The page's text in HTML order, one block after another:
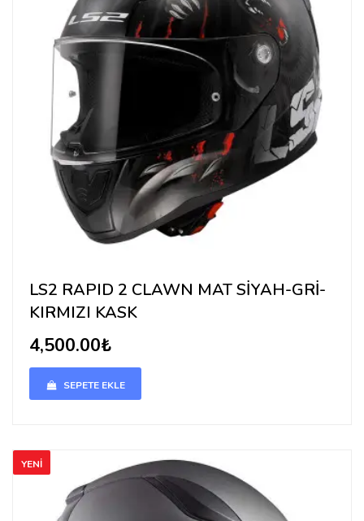
LS2 RAPID 2 CLAWN MAT SİYAH-GRİ-
KIRMIZI KASK
4,500.00₺
SEPETE EKLE
YENI